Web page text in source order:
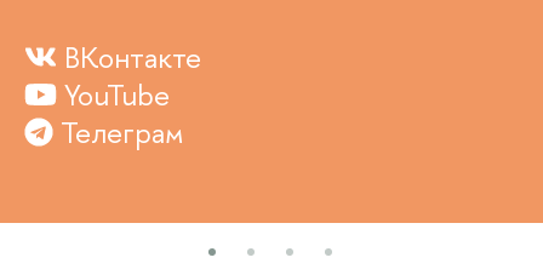
ВКонтакте
YouTube
Телеграм